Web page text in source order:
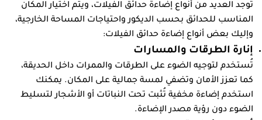
توجد العديد من أنواع إضاءة حدائق الفيلات، ويتم اختيار المكان
المناسب للحدائق بحسب الديكور واحتياجات المساحة الخارجية،
وإليك بعض أنواع إضاءة حدائق الفيلات:
إنارة الطرقات والمسارات
تُستخدم لتوجيه الضوء على الطرقات والممرات داخل الحديقة،
كما تعزز الأمان وتضفي لمسة جمالية على المكان. يمكنك
استخدم إضاءة مخفية تُثبت تحت النباتات أو الأشجار لتسليط
الضوء دون رؤية مصدر الإضاءة.